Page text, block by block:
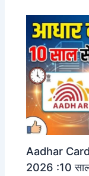
Aadhar
2026 :10 साल